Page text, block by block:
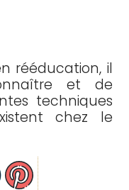
rééducation, il
et de
techniques
chez le
facebook
sur Twitter
Epingler sur Pinterest